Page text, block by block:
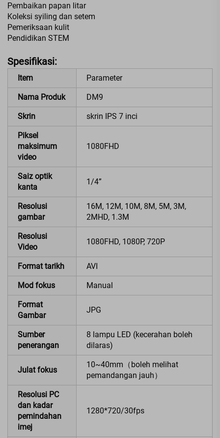
Pembaikan papan litar
Koleksi syiling dan setem
Pemeriksaan kulit
Pendidikan STEM
Spesifikasi:
Item Parameter
Nama Produk DM9
Skrin skrin IPS 7 inci
Piksel
maksimum
video
1080FHD
Saiz optik
kanta
1/4”
Resolusi
gambar
16M, 12M, 10M, 8M, 5M, 3M,
2MHD, 1.3M
Resolusi
Video
1080FHD, 1080P, 720P
Format tarikh AVI
Mod fokus Manual
Format
Gambar
JPG
Sumber
penerangan
8 lampu LED (kecerahan boleh
dilaras)
Julat fokus
10~40mm（boleh melihat
pemandangan jauh）
Resolusi PC
dan kadar
pemindahan
imej
1280*720/30fps